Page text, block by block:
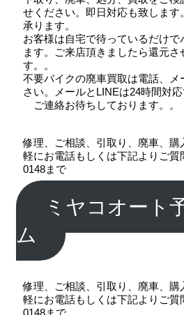
せください。即日対応も致しま
承ります。
お客様は自宅で待っているだけ
ます。ご来店頂きましたら還元さ
す。。
不要バイクの廃車買取は電話、メ
さい。メールとLINEは24時間対応
ご連絡お待ちしております。。
修理、ご相談、引取り、廃車、
軽にお電話もしくは下記よりご質
0148まで
ミヤコオート
ム
修理、ご相談、引取り、廃車、
軽にお電話もしくは下記よりご質